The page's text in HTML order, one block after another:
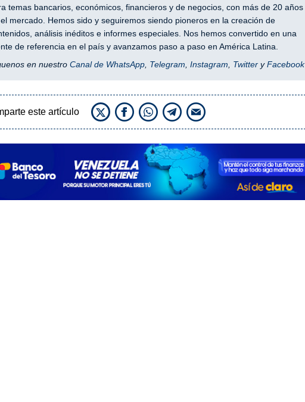
temas bancarios, económicos, financieros y de negocios, con más de 20 años
mercado. Hemos sido y seguiremos siendo pioneros en la creación de
análisis inéditos e informes especiales. Nos hemos convertido en una
de referencia en el país y avanzamos paso a paso en América Latina.
en nuestro Canal de WhatsApp, Telegram Instagram TwitteryFacebook
este artículo